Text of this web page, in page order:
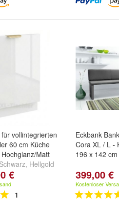
vollintegrierten
60 cm Küche
Matt
Schwarz, Hellgold
Edelstahloptik
€
1
Eckbank
Cora XL / L -
196 x 142 cm
399,00 €
Kostenloser